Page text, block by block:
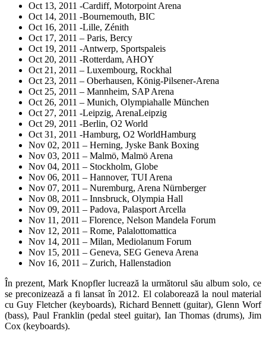
Oct 13, 2011 -Cardiff, Motorpoint Arena
Oct 14, 2011 -Bournemouth, BIC
Oct 16, 2011 -Lille, Zénith
Oct 17, 2011 – Paris, Bercy
Oct 19, 2011 -Antwerp, Sportspaleis
Oct 20, 2011 -Rotterdam, AHOY
Oct 21, 2011 – Luxembourg, Rockhal
Oct 23, 2011 – Oberhausen, König-Pilsener-Arena
Oct 25, 2011 – Mannheim, SAP Arena
Oct 26, 2011 – Munich, Olympiahalle München
Oct 27, 2011 -Leipzig, ArenaLeipzig
Oct 29, 2011 -Berlin, O2 World
Oct 31, 2011 -Hamburg, O2 WorldHamburg
Nov 02, 2011 – Herning, Jyske Bank Boxing
Nov 03, 2011 – Malmö, Malmö Arena
Nov 04, 2011 – Stockholm, Globe
Nov 06, 2011 – Hannover, TUI Arena
Nov 07, 2011 – Nuremburg, Arena Nürnberger
Nov 08, 2011 – Innsbruck, Olympia Hall
Nov 09, 2011 – Padova, Palasport Arcella
Nov 11, 2011 – Florence, Nelson Mandela Forum
Nov 12, 2011 – Rome, Palalottomattica
Nov 14, 2011 – Milan, Mediolanum Forum
Nov 15, 2011 – Geneva, SEG Geneva Arena
Nov 16, 2011 – Zurich, Hallenstadion
În prezent, Mark Knopfler lucrează la următorul său album solo, ce
se preconizează a fi lansat în 2012. El colaborează la noul material
cu Guy Fletcher (keyboards), Richard Bennett (guitar), Glenn Worf
(bass), Paul Franklin (pedal steel guitar), Ian Thomas (drums), Jim
Cox (keyboards).